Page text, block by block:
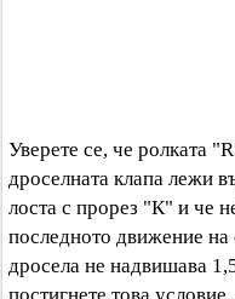
Уверете се, че ролката
дроселната клапа лежи
лоста с прорез "К" и че
последното движение на
дросела не надвишава